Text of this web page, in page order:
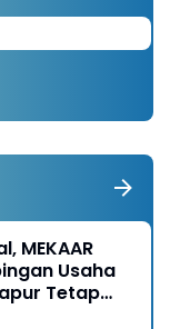
MEKAAR
Usaha
Tetap